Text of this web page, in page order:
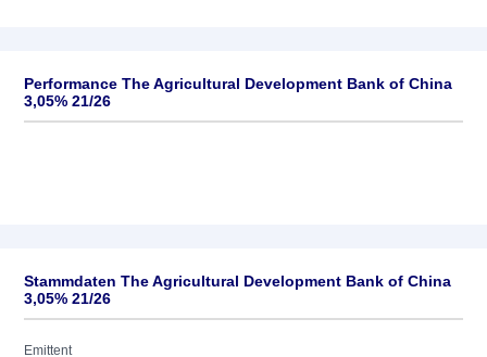
Performance The Agricultural Development Bank of China
3,05% 21/26
Stammdaten The Agricultural Development Bank of China
3,05% 21/26
Emittent